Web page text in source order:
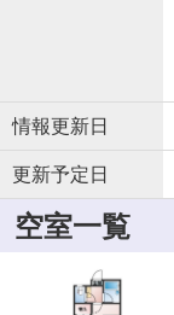
情報更新日
更新予定日
空室一覧